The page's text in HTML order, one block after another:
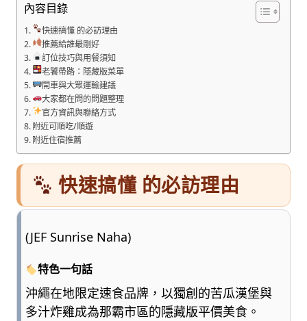
內容目錄
快速搞懂 的必訪理由
推薦給誰最剛好
訂位技巧與用餐須知
老饕帶路：隱藏版菜單
開車與大眾運輸建議
大家都在問的問題整理
官方資訊與聯絡方式
附近可順吃/順遊
附近住宿推薦
快速搞懂 的必訪理由
(JEF Sunrise Naha)
特色一句話
沖繩在地限定速食品牌，以獨創的苦瓜漢堡與
多汁炸雞成為那霸市區的隱藏版平價美食。